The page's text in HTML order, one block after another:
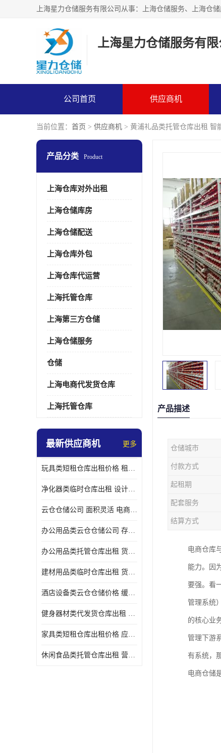
上海星力仓储服务有限
公司首页 供应商机
当前位置： 首页 > 供应商机 > 黄浦礼品类托管仓库出租 智
产品分类 Product
上海仓库对外出租
上海仓储库房
上海仓储配送
上海仓库外包
上海仓库代运营
上海托管仓库
上海第三方仓储
上海仓储服务
仓储
上海电商代发货仓库
上海托管仓库
最新供应商机 更多
玩具类短租仓库出租价格 租期灵活 智能电商配套
净化器类临时仓库出租 设计简单 电商仓储物流战略合作
云仓仓储公司 面积灵活 电商仓储物流战略合作
办公用品类云仓仓储公司 存货周转很快 电商仓储物流战略整合
办公用品类托管仓库出租 货物装卸方便 电商仓储物流战略合作
建材用品类临时仓库出租 货物装卸方便 仓储供应链配套
酒店设备类云仓仓储价格 缓解企业储存压力 智能电商配套
健身器材类代发货仓库出租 租期灵活 新媒体平台配套
家具类短租仓库出租价格 应用广泛 智能电商配套
休闲食品类托管仓库出租 营造良好环境氛围 垂直电商配套
产品描述
仓储城市
付款方式
起租期
配套服务
结算方式
电商仓库
能力。因
要强。看
管理系统
的核心业
管理下游
有系统，
电商仓储